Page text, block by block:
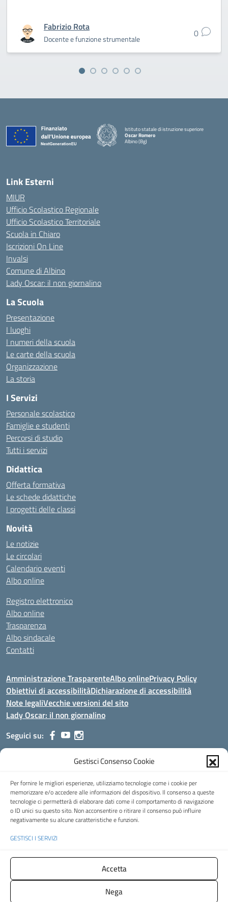
Gestisci Consenso Cookie
Per fornire le migliori esperienze, utilizziamo tecnologie come i cookie per
memorizzare e/o accedere alle informazioni del dispositivo. Il consenso a queste
tecnologie ci permetterà di elaborare dati come il comportamento di navigazione
o ID unici su questo sito. Non acconsentire o ritirare il consenso può influire
negativamente su alcune caratteristiche e funzioni.
GESTISCI I SERVIZI
Accetta
Nega
Fabrizio Rota
Docente e funzione strumentale 0
Istituto statale di istruzione superiore
Oscar Romero
Albino (Bg)
Link Esterni
MIUR
Ufficio Scolastico Regionale
Ufficio Scolastico Territoriale
Scuola in Chiaro
Iscrizioni On Line
Invalsi
Comune di Albino
Lady Oscar: il non giornalino
La Scuola
Presentazione
I luoghi
I numeri della scuola
Le carte della scuola
Organizzazione
La storia
I Servizi
Personale scolastico
Famiglie e studenti
Percorsi di studio
Tutti i servizi
Didattica
Offerta formativa
Le schede didattiche
I progetti delle classi
Novità
Le notizie
Le circolari
Calendario eventi
Albo online
Registro elettronico
Albo online
Trasparenza
Albo sindacale
Contatti
Amministrazione TrasparenteAlbo onlinePrivacy Policy
Obiettivi di accessibilitàDichiarazione di accessibilità
Note legaliVecchie versioni del sito
Lady Oscar: il non giornalino
Seguici su:
Viale Aldo Moro, 51 - 24021 Albino (Bg)
Posta elettronica certificata (PEC):bgis00900b@pec.istruzione.it
Codice fiscale: 95002390169
Codice meccanografico:BGIS00900B
Codice unico di fatturazione (CUF): UFMHLX
Spazio web concesso in uso gratuito daWeb3king, via Pertini 8 ALBINO
Concept & Design by Designers Italia - Versione del tema: